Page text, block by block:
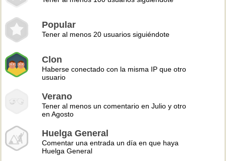
Popular
Tener al menos 20 usuarios siguiéndote
Clon
Haberse conectado con la misma IP que otro
usuario
Verano
Tener al menos un comentario en Julio y otro
en Agosto
Huelga General
Comentar una entrada un día en que haya
Huelga General